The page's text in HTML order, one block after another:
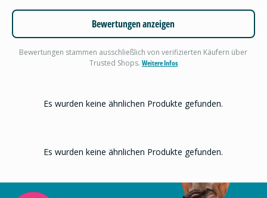
Bewertungen anzeigen
Bewertungen stammen ausschließlich von verifizierten Käufern über
Trusted Shops. Weitere Infos
Es wurden keine ähnlichen Produkte gefunden.
Es wurden keine ähnlichen Produkte gefunden.